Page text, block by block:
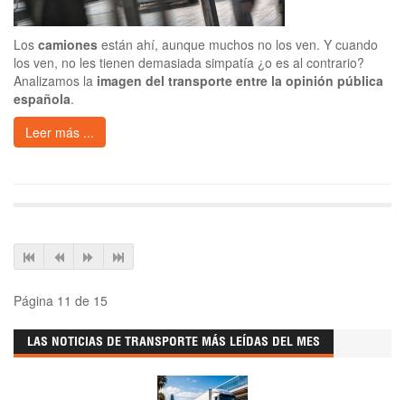
Los camiones están ahí, aunque muchos no los ven. Y cuando
los ven, no les tienen demasiada simpatía ¿o es al contrario?
Analizamos la imagen del transporte entre la opinión pública
española.
Leer más ...
Página 11 de 15
LAS NOTICIAS DE TRANSPORTE MÁS LEÍDAS DEL MES